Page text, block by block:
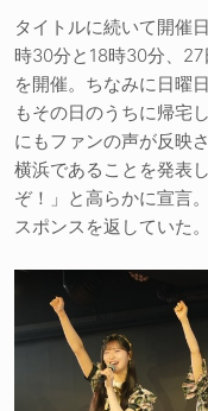
タイトルに続いて開催
時30分と18時30分、
を開催。ちなみに日曜
もその日のうちに帰宅
にもファンの声が反映
横浜であることを発表
ぞ！」と高らかに宣言
スポンスを返していた。